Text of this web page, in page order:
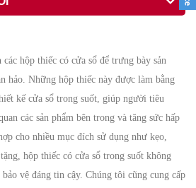
hộp thiếc có cửa sổ để trưng bày sản
hảo. Những hộp thiếc này được làm bằng
kế cửa sổ trong suốt, giúp người tiêu
các sản phẩm bên trong và tăng sức hấp
cho nhiều mục đích sử dụng như kẹo,
hộp thiếc có cửa sổ trong suốt không
vệ đáng tin cậy. Chúng tôi cũng cung cấp